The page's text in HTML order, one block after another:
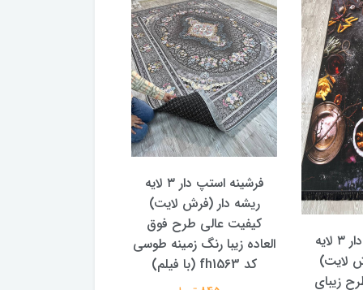
(فرش لایت)
رنگ زمینه طوسی
ریشه دار (فرش لایت)
کیفیت عالی طرح و رنگ